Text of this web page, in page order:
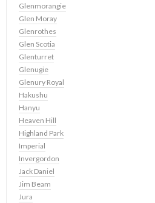
Glenmorangie
Glen Moray
Glenrothes
Glen Scotia
Glenturret
Glenugie
Glenury Royal
Hakushu
Hanyu
Heaven Hill
Highland Park
Imperial
Invergordon
Jack Daniel
Jim Beam
Jura